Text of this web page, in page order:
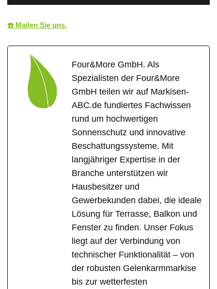
☎️ Mailen Sie uns.
Four&More GmbH. Als
Spezialisten der Four&More
GmbH teilen wir auf Markisen-
ABC.de fundiertes Fachwissen
rund um hochwertigen
Sonnenschutz und innovative
Beschattungssysteme. Mit
langjähriger Expertise in der
Branche unterstützen wir
Hausbesitzer und
Gewerbekunden dabei, die ideale
Lösung für Terrasse, Balkon und
Fenster zu finden. Unser Fokus
liegt auf der Verbindung von
technischer Funktionalität – von
der robusten Gelenkarmmarkise
bis zur wetterfesten